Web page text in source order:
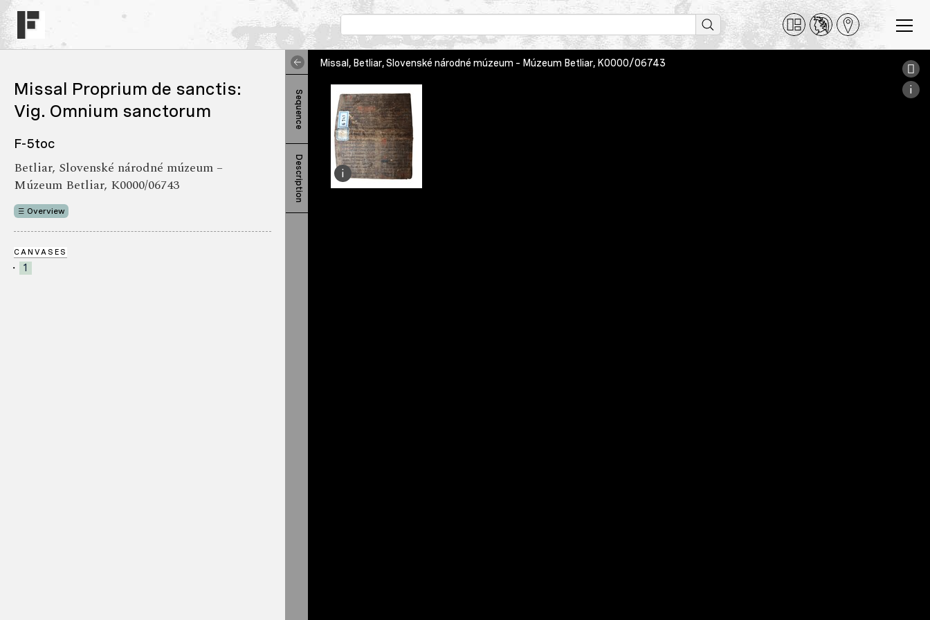
Missal Proprium de sanctis:
Vig. Omnium sanctorum
F-5toc
Betliar, Slovenské národné múzeum –
Múzeum Betliar, K0000/06743
Overview
CANVASES
1
Sequence
Description
Missal, Betliar, Slovenské národné múzeum – Múzeum Betliar, K0000/06743